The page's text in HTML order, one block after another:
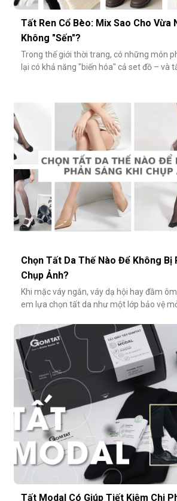
Tất Ren Cổ Bèo: Mix Sao Cho Vừa
Không "Sến"?
Trong thế giới thời trang, có những món
lại có khả năng "biến hóa" cả set đồ – và
mác "sến súa" nếu không phối đúng
Chọn Tất Da Thế Nào Để Không Bị
Chụp Ảnh?
Khi mặc váy ngắn, váy dạ hội hay đầm
em lựa chọn tất da như một lớp bảo vệ
Tuy nhiên, không ít người gặp phải tình
cười: đôi chân phản chiếu ánh sáng trắng
lớp tất khiến
Tất Modal Có Giúp Tiết Kiệm Chi